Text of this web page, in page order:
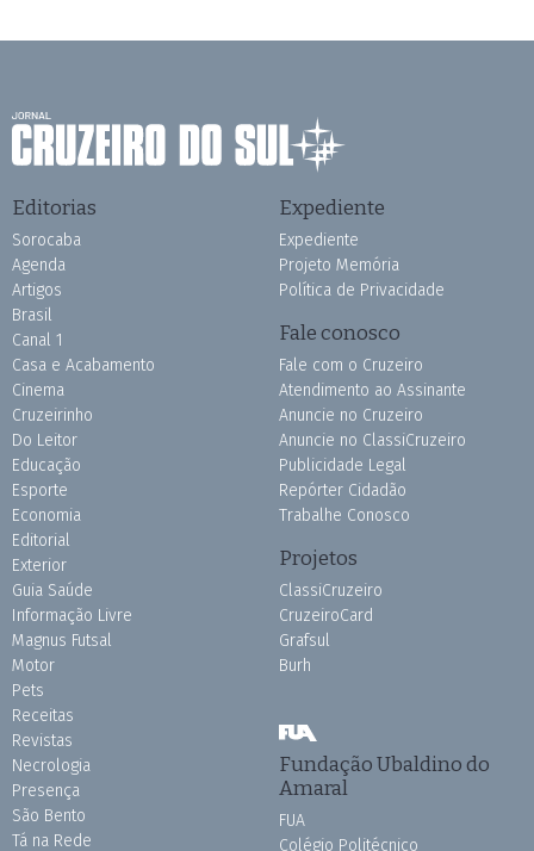
Editorias
Sorocaba
Agenda
Artigos
Brasil
Canal 1
Casa e Acabamento
Cinema
Cruzeirinho
Do Leitor
Educação
Esporte
Economia
Editorial
Exterior
Guia Saúde
Informação Livre
Magnus Futsal
Motor
Pets
Receitas
Revistas
Necrologia
Presença
São Bento
Tá na Rede
Expediente
Expediente
Projeto Memória
Política de Privacidade
Fale conosco
Fale com o Cruzeiro
Atendimento ao Assinante
Anuncie no Cruzeiro
Anuncie no ClassiCruzeiro
Publicidade Legal
Repórter Cidadão
Trabalhe Conosco
Projetos
ClassiCruzeiro
CruzeiroCard
Grafsul
Burh
Fundação Ubaldino do
Amaral
FUA
Colégio Politécnico